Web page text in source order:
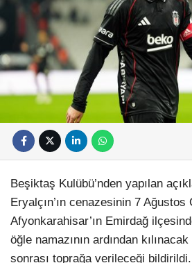
Beşiktaş Kulübü’nden yapılan
Eryalçın’ın cenazesinin 7 Ağustos
Afyonkarahisar’ın Emirdağ
öğle namazının ardından
sonrası toprağa verileceği